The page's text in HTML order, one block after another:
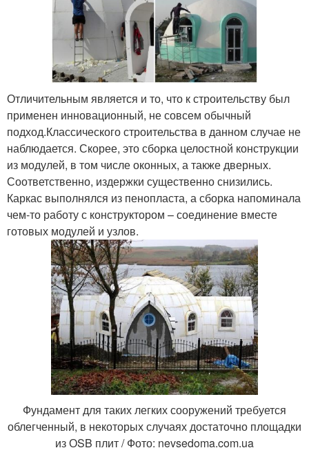
Отличительным является и то, что к строительству был
применен инновационный, не совсем обычный
подход.Классического строительства в данном случае не
наблюдается. Скорее, это сборка целостной конструкции
из модулей, в том числе оконных, а также дверных.
Соответственно, издержки существенно снизились.
Каркас выполнялся из пенопласта, а сборка напоминала
чем-то работу с конструктором – соединение вместе
готовых модулей и узлов.
Фундамент для таких легких сооружений требуется
облегченный, в некоторых случаях достаточно площадки
из ОSB плит / Фото: nevsedoma.com.ua